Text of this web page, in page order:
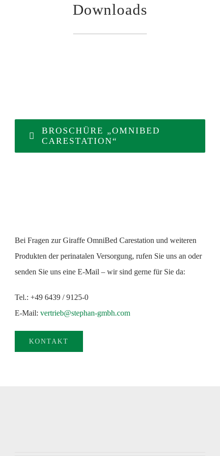
Downloads
BROSCHÜRE „OMNIBED
CARESTATION“
Bei Fragen zur Giraffe OmniBed Carestation und weiteren
Produkten der perinatalen Versorgung, rufen Sie uns an oder
senden Sie uns eine E-Mail – wir sind gerne für Sie da:
Tel.: +49 6439 / 9125-0
E-Mail: vertrieb@stephan-gmbh.com
KONTAKT